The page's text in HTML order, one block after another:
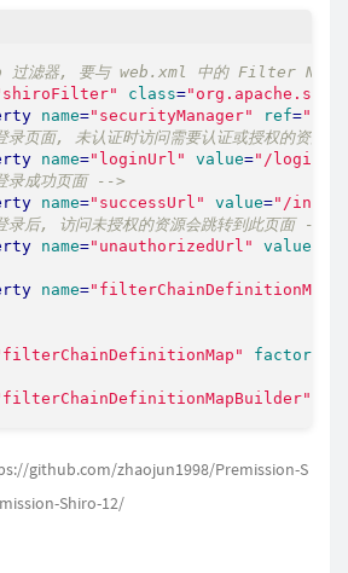
滤器, 要与 web.xml 中的 Filter Name
class=
name="securityManager" ref=
页面, 未认证时访问需要认证或授权的资源
name="loginUrl" value="/
成功页面 -->
name="successUrl" value="/
后, 访问未授权的资源会跳转到此页面 -->
name="unauthorizedUrl" value
name="filterChainDefinitionMap"
factory-
github.com/zhaojun1998/Premission-S
Shiro-12/